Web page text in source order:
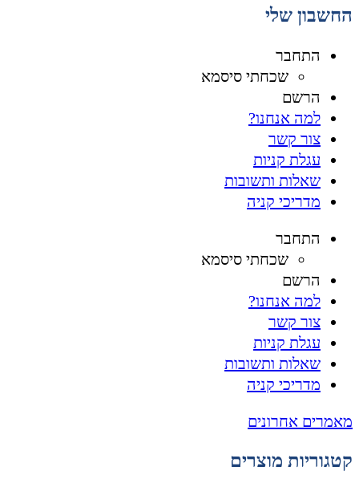
החשבון שלי
התחבר
שכחתי סיסמא
הרשם
למה אנחנו?
צור קשר
עגלת קניות
שאלות ותשובות
מדריכי קניה
התחבר
שכחתי סיסמא
הרשם
למה אנחנו?
צור קשר
עגלת קניות
שאלות ותשובות
מדריכי קניה
מאמרים אחרונים
קטגוריות מוצרים